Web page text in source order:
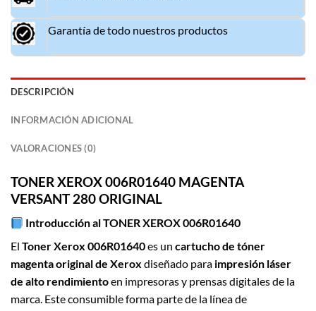
Garantía de todo nuestros productos
DESCRIPCIÓN
INFORMACIÓN ADICIONAL
VALORACIONES (0)
TONER XEROX 006R01640 MAGENTA
VERSANT 280 ORIGINAL
Introducción al TONER XEROX 006R01640
El Toner Xerox 006R01640es un cartucho de tóner
magenta original de Xerox diseñado para impresión láser
de alto rendimientoen impresoras y prensas digitales de la
marca. Este consumible forma parte de la línea de